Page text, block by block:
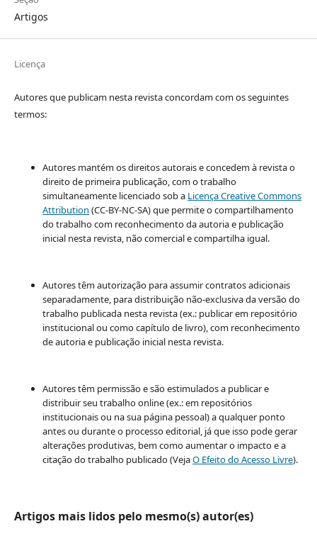
Artigos
Licença
Autores que publicam nesta revista concordam com os seguintes
termos:
Autores mantém os direitos autorais e concedem à revista o
direito de primeira publicação, com o trabalho
simultaneamente licenciado sob a Licença Creative Commons
Attribution (CC-BY-NC-SA) que permite o compartilhamento
do trabalho com reconhecimento da autoria e publicação
inicial nesta revista, não comercial e compartilha igual.
Autores têm autorização para assumir contratos adicionais
separadamente, para distribuição não-exclusiva da versão do
trabalho publicada nesta revista (ex.: publicar em repositório
institucional ou como capítulo de livro), com reconhecimento
de autoria e publicação inicial nesta revista.
Autores têm permissão e são estimulados a publicar e
distribuir seu trabalho online (ex.: em repositórios
institucionais ou na sua página pessoal) a qualquer ponto
antes ou durante o processo editorial, já que isso pode gerar
alterações produtivas, bem como aumentar o impacto e a
citação do trabalho publicado (VejaO Efeito do Acesso Livre).
Artigos mais lidos pelo mesmo(s) autor(es)